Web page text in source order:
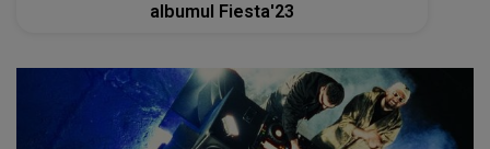
albumul Fiesta'23